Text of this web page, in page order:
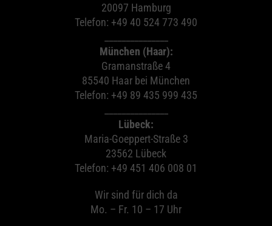
20097 Hamburg
Telefon: +49 40 524 773 490
München (Haar):
Gramanstraße 4
85540 Haar bei München
Telefon: +49 89 435 999 435
Lübeck:
Maria-Goeppert-Straße 3
23562 Lübeck
Telefon: +49 451 406 008 01
Wir sind für dich da
Mo. – Fr. 10 – 17 Uhr